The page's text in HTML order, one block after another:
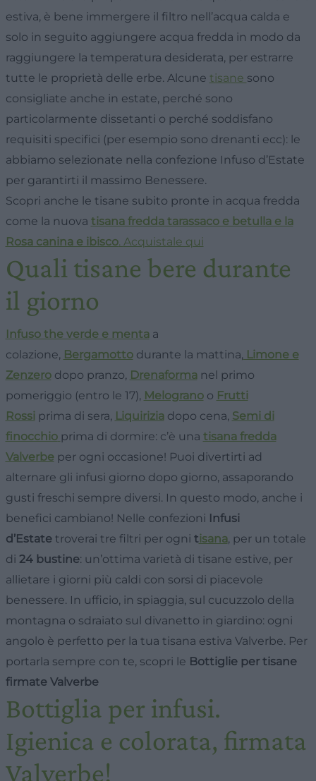
estiva, è bene immergere il filtro nell’acqua calda e
solo in seguito aggiungere acqua fredda in modo da
raggiungere la temperatura desiderata, per estrarre
tutte le proprietà delle erbe. Alcune tisane sono
consigliate anche in estate, perché sono
particolarmente dissetanti o perché soddisfano
requisiti specifici (per esempio sono drenanti ecc): le
abbiamo selezionate nella confezione Infuso d’Estate
per garantirti il massimo Benessere.
Scopri anche le tisane subito pronte in acqua fredda
come la nuova tisana fredda tarassaco e betulla e la
Rosa canina e ibisco. Acquistale qui
Quali tisane bere durante
il giorno
Infuso the verde e mentaa
colazione, Bergamottodurante la mattina,Limone e
Zenzerodopo pranzo, Drenaformanel primo
pomeriggio (entro le 17), Melogranoo Frutti
Rossiprima di sera, Liquiriziadopo cena, Semi di
finocchio prima di dormire: c’è una tisana fredda
Valverbeper ogni occasione! Puoi divertirti ad
alternare gli infusi giorno dopo giorno, assaporando
gusti freschi sempre diversi. In questo modo, anche i
benefici cambiano! Nelle confezioni Infusi
d’Estatetroverai tre filtri per ogni tisana, per un totale
di 24 bustine: un’ottima varietà di tisane estive, per
allietare i giorni più caldi con sorsi di piacevole
benessere. In ufficio, in spiaggia, sul cucuzzolo della
montagna o sdraiato sul divanetto in giardino: ogni
angolo è perfetto per la tua tisana estiva Valverbe. Per
portarla sempre con te, scopri le Bottiglie per tisane
firmate Valverbe
Bottiglia per infusi.
Igienica e colorata, firmata
Valverbe!